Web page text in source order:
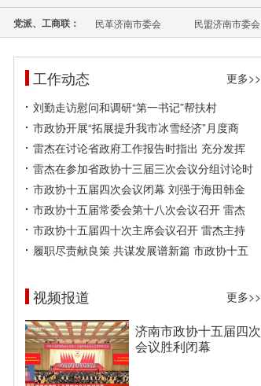
党派、工商联： 民革济南市委会 民盟济南市委会
工作动态
更多>>
刘勤走访慰问和调研“第一书记”帮扶村
市政协开展“拓展提升我市冰雪经济”月度商
雷杰在讨论省政府工作报告时指出 充分发挥
雷杰在参加省政协十三届三次会议分组讨论时
市政协十五届四次会议闭幕 刘强于海田韩金
市政协十五届常委会第十八次会议召开 雷杰
市政协十五届四十次主席会议召开 雷杰主持
履职尽责献良策 共谋发展谱新篇 市政协十五
视频报道 更多>>
济南市政协十五届四次
会议胜利闭幕